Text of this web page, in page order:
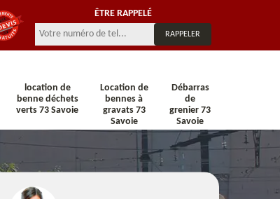
ÊTRE RAPPELÉ
location de
benne déchets
verts 73 Savoie
Location de
bennes à
gravats 73
Savoie
Débarras
de
grenier 73
Savoie
Location de benne
73 Savoie